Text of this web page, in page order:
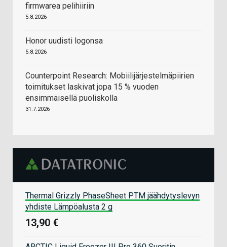
firmwarea pelihiiriin
5.8.2026
Honor uudisti logonsa
5.8.2026
Counterpoint Research: Mobiilijärjestelmäpiirien
toimitukset laskivat jopa 15 % vuoden
ensimmäisellä puoliskolla
31.7.2026
Thermal Grizzly PhaseSheet PTM jäähdytyslevyn
yhdiste Lämpöalusta 2 g
13,90 €